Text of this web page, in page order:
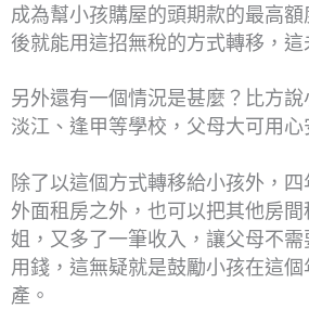
成為幫小孩購屋的頭期款的最高
後就能用這招無稅的方式轉移，這
另外還有一個情況是甚麼？比方
淡江、逢甲等學校，父母大可用心
除了以這個方式轉移給小孩外，
外面租房之外，也可以把其他房
姐，又多了一筆收入，讓父母不
用錢，這無疑就是鼓勵小孩在這
產。